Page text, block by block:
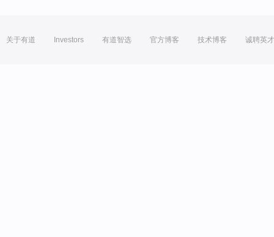
关于有道 Investors 有道智选 官方博客 技术博客 诚聘英才